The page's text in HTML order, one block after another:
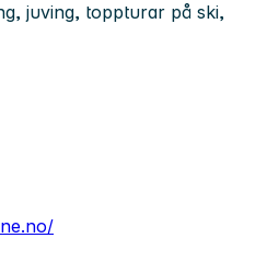
juving, toppturar på ski,